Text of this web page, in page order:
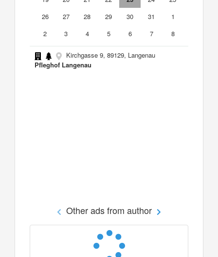
26
27 28 29 30 31
1
2
3 4 5 6 7 8
Kirchgasse 9, 89129, Langenau
Pfleghof Langenau
Other ads from author